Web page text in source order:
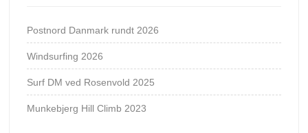
Postnord Danmark rundt 2026
Windsurfing 2026
Surf DM ved Rosenvold 2025
Munkebjerg Hill Climb 2023